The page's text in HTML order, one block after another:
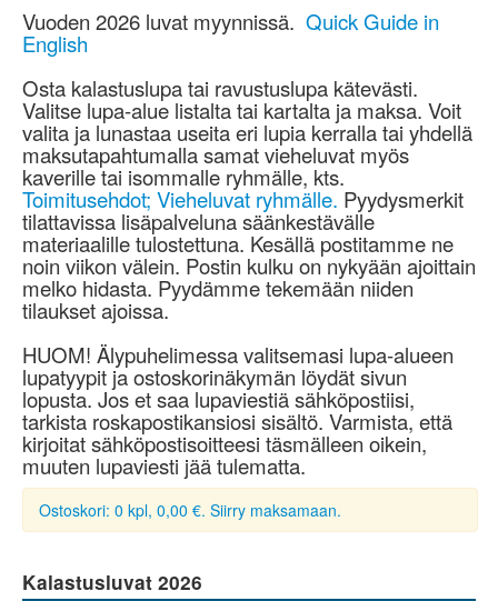
Vuoden 2026 luvat myynnissä. Quick Guide in
English
Osta kalastuslupa tai ravustuslupa kätevästi.
Valitse lupa-alue listalta tai kartalta ja maksa. Voit
valita ja lunastaa useita eri lupia kerralla tai yhdellä
maksutapahtumalla samat vieheluvat myös
kaverille tai isommalle ryhmälle, kts.
Toimitusehdot; Vieheluvat ryhmälle. Pyydysmerkit
tilattavissa lisäpalveluna säänkestävälle
materiaalille tulostettuna. Kesällä postitamme ne
noin viikon välein. Postin kulku on nykyään ajoittain
melko hidasta. Pyydämme tekemään niiden
tilaukset ajoissa.
HUOM! Älypuhelimessa valitsemasi lupa-alueen
lupatyypit ja ostoskorinäkymän löydät sivun
lopusta. Jos et saa lupaviestiä sähköpostiisi,
tarkista roskapostikansiosi sisältö. Varmista, että
kirjoitat sähköpostisoitteesi täsmälleen oikein,
muuten lupaviesti jää tulematta.
Ostoskori: 0 kpl, 0,00 €. Siirry maksamaan.
Kalastusluvat 2026